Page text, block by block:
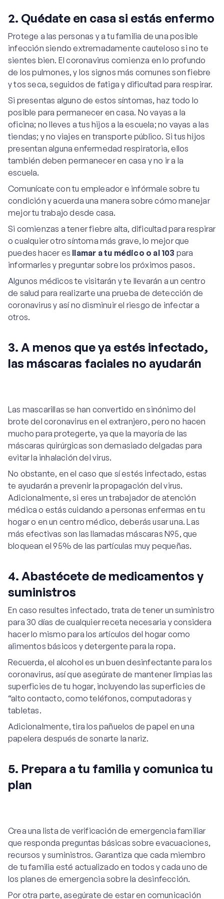
2. Quédate en casa si estás enfermo
Protege a las personas y a tu familia de una posible
infección siendo extremadamente cauteloso si no te
sientes bien. El coronavirus comienza en lo profundo
de los pulmones, y los signos más comunes son fiebre
y tos seca, seguidos de fatiga y dificultad para respirar.
Si presentas alguno de estos síntomas, haz todo lo
posible para permanecer en casa. No vayas a la
oficina; no lleves a tus hijos a la escuela; no vayas a las
tiendas; y no viajes en transporte público. Si tus hijos
presentan alguna enfermedad respiratoria, ellos
también deben permanecer en casa y no ir a la
escuela.
Comunícate con tu empleador e infórmale sobre tu
condición y acuerda una manera sobre cómo manejar
mejor tu trabajo desde casa.
Si comienzas a tener fiebre alta, dificultad para respirar
o cualquier otro síntoma más grave, lo mejor que
puedes hacer es llamar a tu médico o al 103 para
informarles y preguntar sobre los próximos pasos.
Algunos médicos te visitarán y te llevarán a un centro
de salud para realizarte una prueba de detección de
coronavirus y así no disminuir el riesgo de infectar a
otros.
3. A menos que ya estés infectado,
las máscaras faciales no ayudarán
Las mascarillas se han convertido en sinónimo del
brote del coronavirus en el extranjero, pero no hacen
mucho para protegerte, ya que la mayoría de las
máscaras quirúrgicas son demasiado delgadas para
evitar la inhalación del virus.
No obstante, en el caso que sí estés infectado, estas
te ayudarán a prevenir la propagación del virus.
Adicionalmente, si eres un trabajador de atención
médica o estás cuidando a personas enfermas en tu
hogar o en un centro médico, deberás usar una. Las
más efectivas son las llamadas máscaras N95, que
bloquean el 95% de las partículas muy pequeñas.
4. Abastécete de medicamentos y
suministros
En caso resultes infectado, trata de tener un suministro
para 30 días de cualquier receta necesaria y considera
hacer lo mismo para los artículos del hogar como
alimentos básicos y detergente para la ropa.
Recuerda, el alcohol es un buen desinfectante para los
coronavirus, así que asegúrate de mantener limpias las
superficies de tu hogar, incluyendo las superficies de
“alto contacto, como teléfonos, computadoras y
tabletas.
Adicionalmente, tira los pañuelos de papel en una
papelera después de sonarte la nariz.
5. Prepara a tu familia y comunica tu
plan
Crea una lista de verificación de emergencia familiar
que responda preguntas básicas sobre evacuaciones,
recursos y suministros. Garantiza que cada miembro
de tu familia esté actualizado en todos y cada uno de
los planes de emergencia sobre la desinfección.
Por otra parte, asegúrate de estar en comunicación